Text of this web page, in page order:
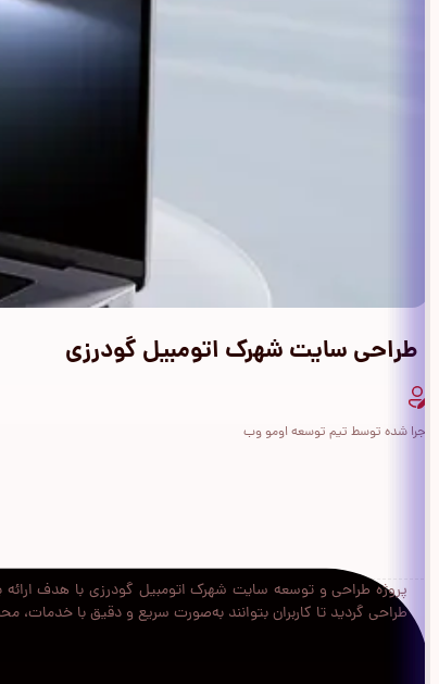
طراحی سایت شهرک اتومبیل گودرزی
اجرا شده توسط تیم توسعه اومو وب
پروژه طراحی و توسعه سایت شهرک اتومبیل گودرزی با هدف
طراحی گردید تا کاربران بتوانند به‌صورت سریع و دقیق با خدمات،